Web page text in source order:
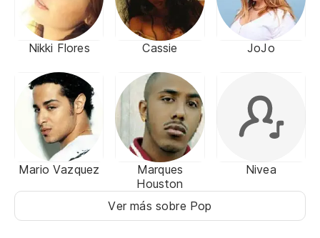
Nikki Flores Cassie JoJo
Mario Vazquez
Marques
Houston
Nivea
Ver más sobre Pop